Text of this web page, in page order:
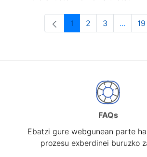
Orrialdea
1 Orrialdea
2 Orrialdea
3 ... 19
FAQs
Ebatzi gure webgunean parte
prozesu exberdinei buruzko